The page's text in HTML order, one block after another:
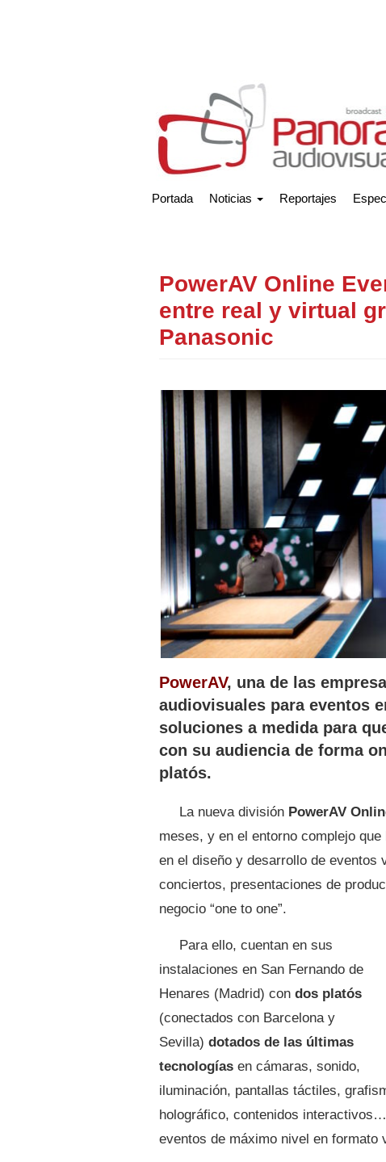
Portada Noticias Reportajes
PowerAV Online
entre real y virtual
Panasonic
PowerAV, una de las
audiovisuales para eventos
soluciones a medida para
con su audiencia de forma
platós.
La nueva división PowerAV
meses, y en el entorno complejo
en el diseño y desarrollo de eventos
conciertos, presentaciones de
negocio “one to one”.
Para ello, cuentan en sus
instalaciones en San Fernando de
Henares (Madrid) con dos platós
(conectados con Barcelona y
Sevilla) dotados de las últimas
tecnologías en cámaras, sonido,
iluminación, pantallas táctiles,
holográfico, contenidos
eventos de máximo nivel en formato